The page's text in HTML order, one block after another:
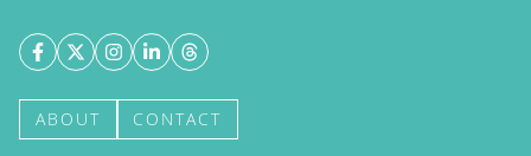
ABOUT CONTACT